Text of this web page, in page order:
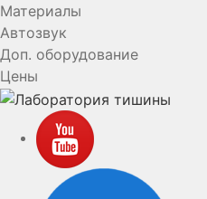
Материалы
Автозвук
Доп. оборудование
Цены